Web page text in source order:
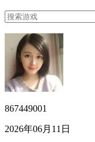
867449001
2026年06月11日